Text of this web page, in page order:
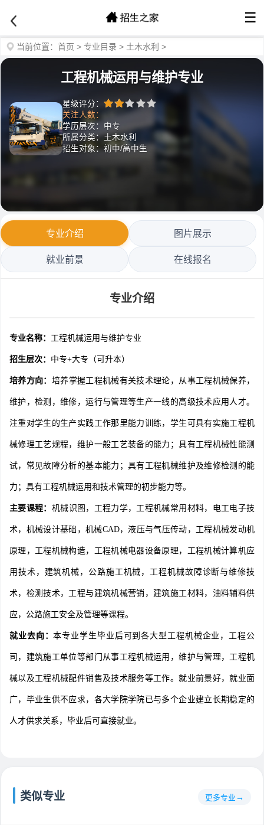
☰
当前位置： 首页 > 专业目录 > 土木水利 >
工程机械运用与维护专业
星级评分：
关注人数：
学历层次：中专
所属分类：土木水利
招生对象：初中/高中生
专业介绍 图片展示
就业前景 在线报名
专业介绍
专业名称： 工程机械运用与维护专业
招生层次： 中专+大专（可升本）
培养方向： 培养掌握工程机械有关技术理论，从事工程机械保养，
维护，检测，维修，运行与管理等生产一线的高级技术应用人才。
注重对学生的生产实践工作那里能力训练，学生可具有实施工程机
械修理工艺规程，维护一般工艺装备的能力；具有工程机械性能测
试，常见故障分析的基本能力；具有工程机械维护及维修检测的能
力；具有工程机械运用和技术管理的初步能力等。
主要课程： 机械识图，工程力学，工程机械常用材料，电工电子技
术，机械设计基础，机械CAD，液压与气压传动，工程机械发动机
原理，工程机械构造，工程机械电器设备原理，工程机械计算机应
用技术，建筑机械，公路施工机械，工程机械故障诊断与维修技
术，检测技术，工程与建筑机械营销，建筑施工材料，油料辅料供
应，公路施工安全及管理等课程。
就业去向：本专业学生毕业后可到各大型工程机械企业，工程公
司，建筑施工单位等部门从事工程机械运用，维护与管理，工程机
械以及工程机械配件销售及技术服务等工作。就业前景好，就业面
广，毕业生供不应求，各大学院学院已与多个企业建立长期稳定的
人才供求关系，毕业后可直接就业。
类似专业 更多专业